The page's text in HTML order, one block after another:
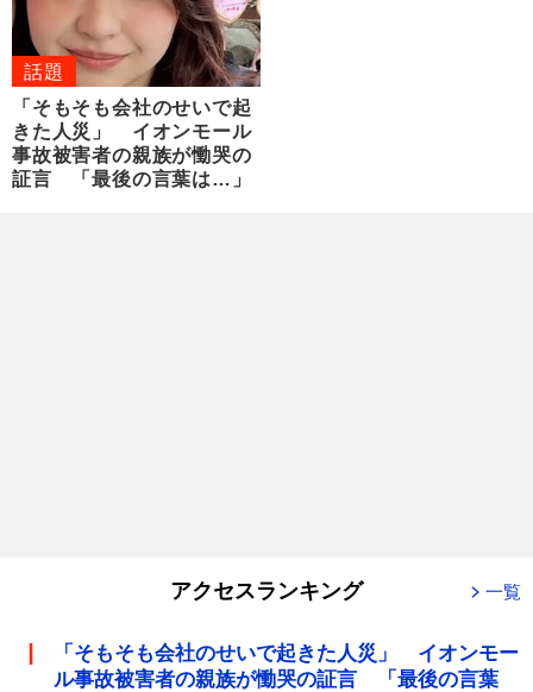
話題
「そもそも会社のせいで起
きた人災」 イオンモール
事故被害者の親族が慟哭の
証言 「最後の言葉は…」
アクセスランキング 一覧
「そもそも会社のせいで起きた人災」 イオンモー
ル事故被害者の親族が慟哭の証言 「最後の言葉